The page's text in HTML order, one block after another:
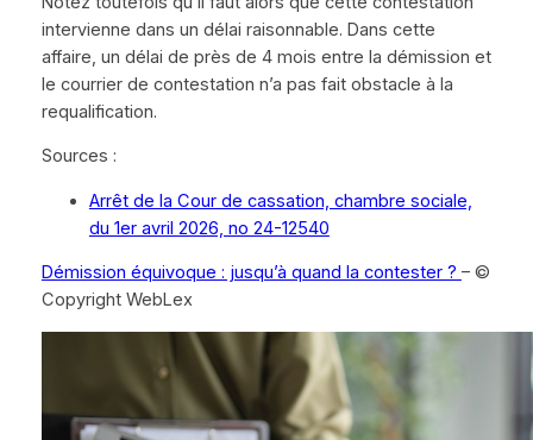
intervienne dans un délai raisonnable. Dans cette
affaire, un délai de près de 4 mois entre la démission et
le courrier de contestation n’a pas fait obstacle à la
requalification.
Sources :
Arrêt de la Cour de cassation, chambre sociale,
du 1er avril 2026, no 24-12540
Démission équivoque : jusqu’à quand la contester ? – ©
Copyright WebLex